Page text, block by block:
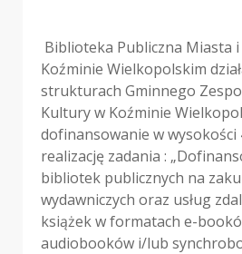
Biblioteka Publiczna Miasta i
Koźminie Wielkopolskim
strukturach Gminnego
Kultury w Koźminie
dofinansowanie w wysokości
realizację zadania :
bibliotek publicznych na
wydawniczych oraz usług
książek w formatach e-
audiobooków i/lub